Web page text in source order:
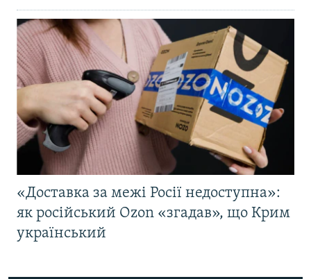
«Доставка за межі Росії недоступна»:
як російський Ozon «згадав», що Крим
український